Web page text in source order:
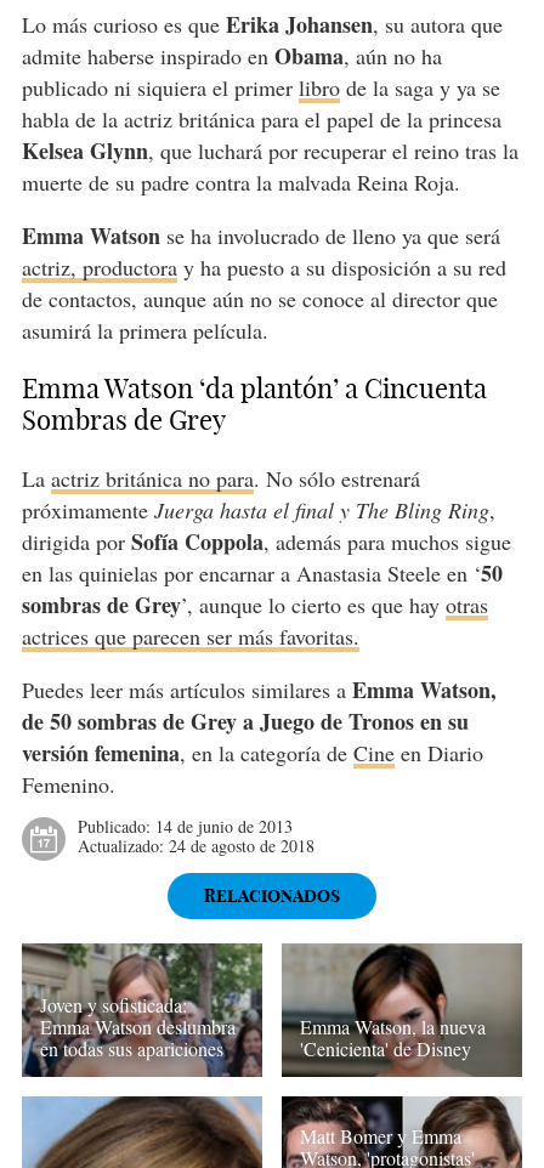
Lo más curioso es que Erika Johansen, su autora que
admite haberse inspirado en Obama, aún no ha
publicado ni siquiera el primer librode la saga y ya se
habla de la actriz británica para el papel de la princesa
Kelsea Glynn, que luchará por recuperar el reino tras la
muerte de su padre contra la malvada Reina Roja.
Emma Watson se ha involucrado de lleno ya que será
actriz, productoray ha puesto a su disposición a su red
de contactos, aunque aún no se conoce al director que
asumirá la primera película.
Emma Watson ‘da plantón’ a Cincuenta
Sombras de Grey
La actriz británica no para. No sólo estrenará
próximamente Juerga hasta el final y The Bling Ring,
dirigida por Sofía Coppola, además para muchos sigue
en las quinielas por encarnar a Anastasia Steele en ‘50
sombras de Grey’, aunque lo cierto es que hay otras
actrices que parecen ser más favoritas.
Puedes leer más artículos similares a Emma Watson,
de 50 sombras de Grey a Juego de Tronos en su
versión femenina, en la categoría de Cineen Diario
Femenino.
Publicado: 14 de junio de 2013
Actualizado: 24 de agosto de 2018
RELACIONADOS
Joven y sofisticada:
Emma Watson deslumbra
en todas sus apariciones
Emma Watson, la nueva
'Cenicienta' de Disney
Matt Bomer y Emma
Watson, 'protagonistas'